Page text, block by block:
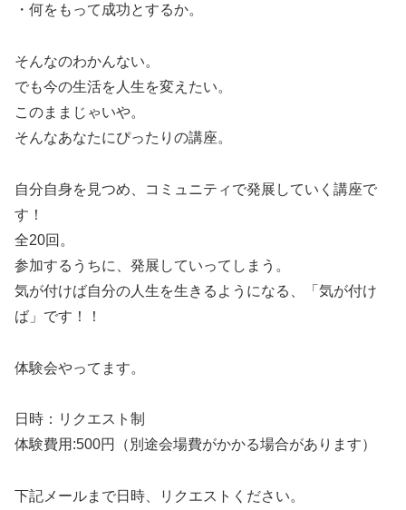
・何をもって成功とするか。
そんなのわかんない。
でも今の生活を人生を変えたい。
このままじゃいや。
そんなあなたにぴったりの講座。
自分自身を見つめ、コミュニティで発展していく講座で
す！
全20回。
参加するうちに、発展していってしまう。
気が付けば自分の人生を生きるようになる、「気が付け
ば」です！！
体験会やってます。
日時：リクエスト制
体験費用:500円（別途会場費がかかる場合があります）
下記メールまで日時、リクエストください。